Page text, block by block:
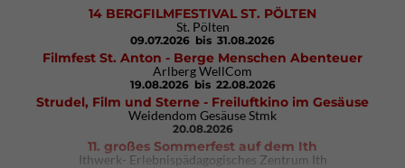
14 BERGFILMFESTIVAL ST. PÖLTEN
St. Pölten
09.07.2026 bis 31.08.2026
Filmfest St. Anton - Berge Menschen Abenteuer
Arlberg WellCom
19.08.2026 bis 22.08.2026
Strudel, Film und Sterne - Freiluftkino im Gesäuse
Weidendom Gesäuse Stmk
20.08.2026
11. großes Sommerfest auf dem Ith
Ithwerk- Erlebnispädagogisches Zentrum Ith